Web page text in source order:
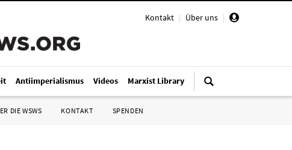
Kontakt | Über uns |
Antiimperialismus Videos Marxist Library
DIE WSWS KONTAKT SPENDEN